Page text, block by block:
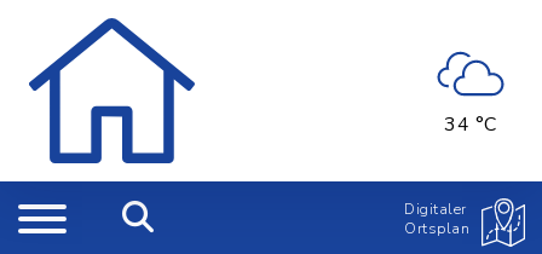
34 °C
Digitaler
Ortsplan